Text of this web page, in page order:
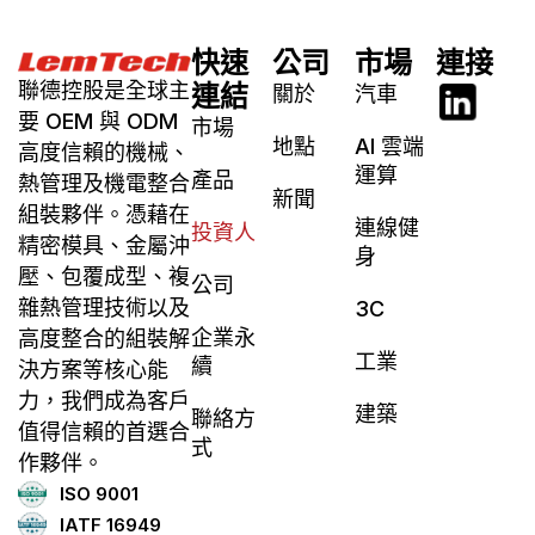
聯德控股是全球主
要 OEM 與 ODM
高度信賴的機械、
熱管理及機電整合
組裝夥伴。憑藉在
精密模具、金屬沖
壓、包覆成型、複
雜熱管理技術以及
高度整合的組裝解
決方案等核心能
力，我們成為客戶
值得信賴的首選合
作夥伴。
ISO 9001
IATF 16949
快速
連結
市場
產品
投資人
公司
企業永
續
聯絡方
式
公司
關於
地點
新聞
市場
汽車
AI 雲端
運算
連線健
身
3C
工業
建築
連接